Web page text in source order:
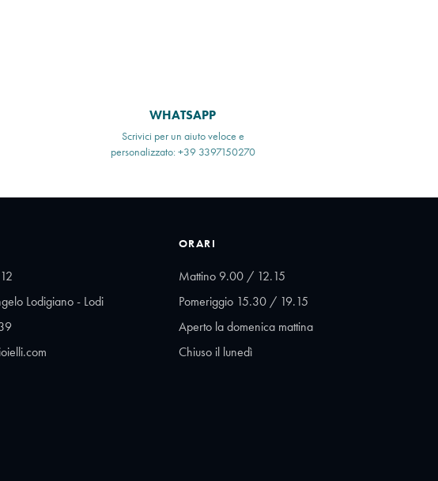
WHATSAPP
Scrivici per un aiuto veloce e
personalizzato: +39 3397150270
Lodigiano - Lodi
ORARI
Mattino 9.00 / 12.15
Pomeriggio 15.30 / 19.15
Aperto la domenica mattina
Chiuso il lunedì